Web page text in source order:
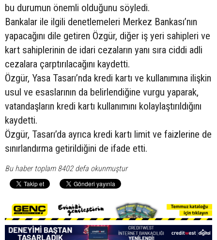
bu durumun önemli olduğunu söyledi.
Bankalar ile ilgili denetlemeleri Merkez Bankası’nın
yapacağını dile getiren Özgür, diğer iş yeri sahipleri ve
kart sahiplerinin de idari cezaların yanı sıra ciddi adli
cezalara çarptırılacağını kaydetti.
Özgür, Yasa Tasarı’nda kredi kartı ve kullanımına ilişkin
usul ve esaslarının da belirlendiğine vurgu yaparak,
vatandaşların kredi kartı kullanımını kolaylaştırıldığını
kaydetti.
Özgür, Tasarı’da ayrıca kredi kartı limit ve faizlerine de
sınırlandırma getirildiğini de ifade etti.
Bu haber toplam 8402 defa okunmuştur